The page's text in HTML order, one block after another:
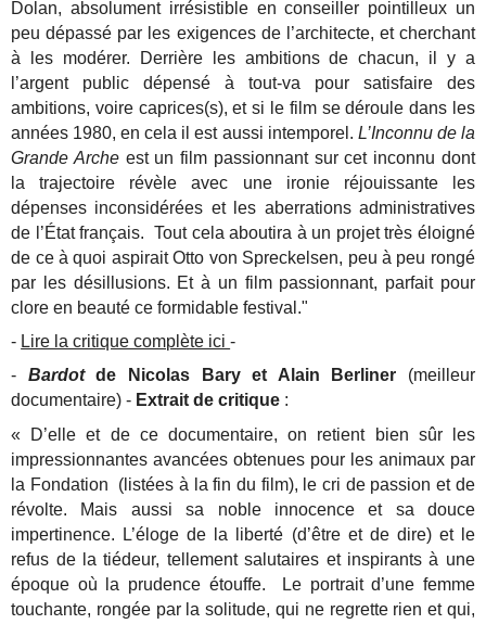
Dolan, absolument irrésistible en conseiller pointilleux un
peu dépassé par les exigences de l’architecte, et cherchant
à les modérer. Derrière les ambitions de chacun, il y a
l’argent public dépensé à tout-va pour satisfaire des
ambitions, voire caprices(s), et si le film se déroule dans les
années 1980, en cela il est aussi intemporel. L’Inconnu de la
Grande Archeest un film passionnant sur cet inconnu dont
la trajectoire révèle avec une ironie réjouissante les
dépenses inconsidérées et les aberrations administratives
de l’État français. Tout cela aboutira à un projet très éloigné
de ce à quoi aspirait Otto von Spreckelsen, peu à peu rongé
par les désillusions. Et à un film passionnant, parfait pour
clore en beauté ce formidable festival."
- Lire la critique complète ici-
- Bardot de Nicolas Bary et Alain Berliner (meilleur
documentaire) - Extrait de critique :
« D’elle et de ce documentaire, on retient bien sûr les
impressionnantes avancées obtenues pour les animaux par
la Fondation (listées à la fin du film), le cri de passion et de
révolte. Mais aussi sa noble innocence et sa douce
impertinence. L’éloge de la liberté (d’être et de dire) et le
refus de la tiédeur, tellement salutaires et inspirants à une
époque où la prudence étouffe. Le portrait d’une femme
touchante, rongée par la solitude, qui ne regrette rien et qui,